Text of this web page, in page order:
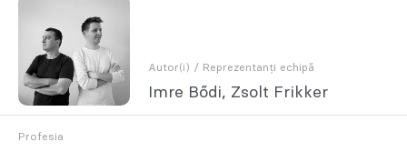
Autor(i) / Reprezentanți echipă
Imre Bődi, Zsolt Frikker
Profesia